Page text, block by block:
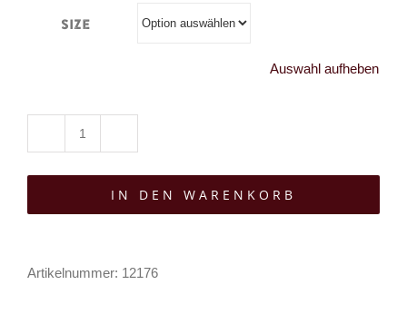
Size
Auswahl aufheben
Itch
Punk
IN DEN WARENKORB
Artikelnummer: 12176